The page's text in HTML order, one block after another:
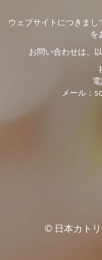
ウェブサイトにつきま
を
お問い合わせは、
メール：
© 日本カト